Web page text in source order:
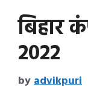
बिहार
2022
byadvikpuri